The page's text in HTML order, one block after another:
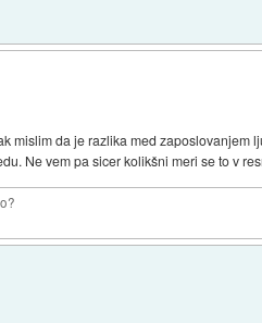
mislim da je razlika med
Ne vem pa sicer kolikšni meri se to v